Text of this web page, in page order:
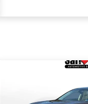
este Aviso